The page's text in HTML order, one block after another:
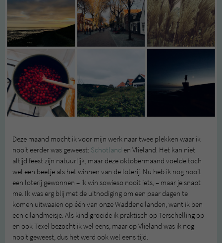
Deze maand mocht ik voor mijn werk naar twee plekken waar ik
nooit eerder was geweest: Schotland en Vlieland. Het kan niet
altijd feest zijn natuurlijk, maar deze oktobermaand voelde toch
wel een beetje als het winnen van de loterij. Nu heb ik nog nooit
een loterij gewonnen – ik win sowieso nooit iets, – maar je snapt
me. Ik was erg blij met de uitnodiging om een paar dagen te
komen uitwaaien op één van onze Waddeneilanden, want ik ben
een eilandmeisje. Als kind groeide ik praktisch op Terschelling op
en ook Texel bezocht ik wel eens, maar op Vlieland was ik nog
nooit geweest, dus het werd ook wel eens tijd.